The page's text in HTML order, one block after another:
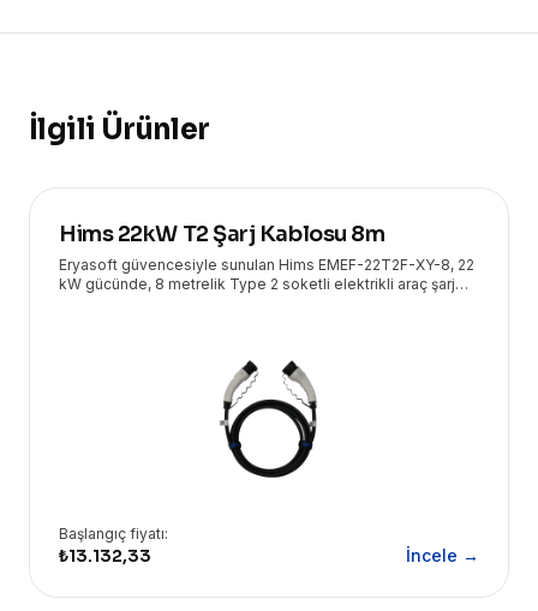
İlgili Ürünler
Hims 22kW T2 Şarj Kablosu 8m
Eryasoft güvencesiyle sunulan Hims EMEF-22T2F-XY-8, 22
kW gücünde, 8 metrelik Type 2 soketli elektrikli araç şarj
Başlangıç fiyatı:
₺13.132,33 İncele →